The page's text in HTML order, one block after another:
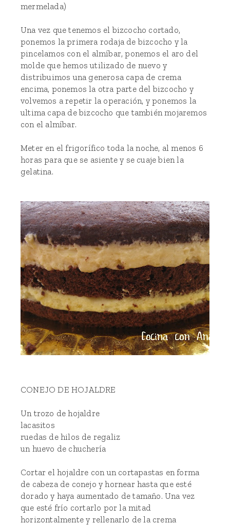
mermelada)
Una vez que tenemos el bizcocho cortado,
ponemos la primera rodaja de bizcocho y la
pincelamos con el almíbar, ponemos el aro del
molde que hemos utilizado de nuevo y
distribuimos una generosa capa de crema
encima, ponemos la otra parte del bizcocho y
volvemos a repetir la operación, y ponemos la
ultima capa de bizcocho que también mojaremos
con el almíbar.
Meter en el frigorífico toda la noche, al menos 6
horas para que se asiente y se cuaje bien la
gelatina.
CONEJO DE HOJALDRE
Un trozo de hojaldre
lacasitos
ruedas de hilos de regaliz
un huevo de chuchería
Cortar el hojaldre con un cortapastas en forma
de cabeza de conejo y hornear hasta que esté
dorado y haya aumentado de tamaño. Una vez
que esté frío cortarlo por la mitad
horizontalmente y rellenarlo de la crema